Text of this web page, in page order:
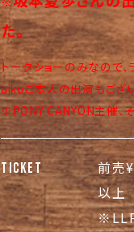
た。
トークショーのみなので、
aikoご本人の出演もござ
※PONY CANYON主催、
TICKET
前売
以上